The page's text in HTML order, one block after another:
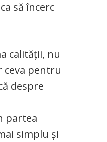
să încerc
calității, nu
ceva pentru
despre
partea
simplu și